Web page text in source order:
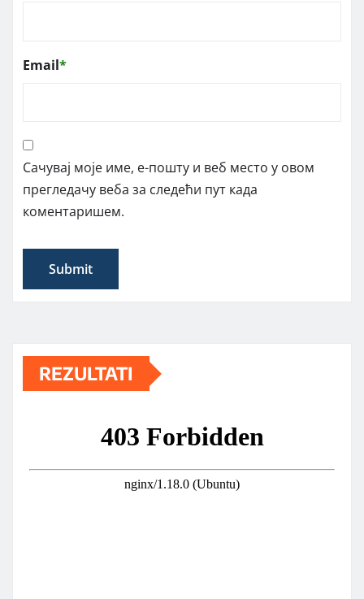
Email*
Сачувај моје име, е-пошту и веб место у овом
прегледачу веба за следећи пут када
коментаришем.
REZULTATI